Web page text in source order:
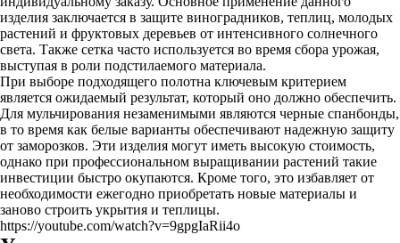
изделия заключается в защите виноградников, теплиц, молодых
растений и фруктовых деревьев от интенсивного солнечного
света. Также сетка часто используется во время сбора урожая,
выступая в роли подстилаемого материала.
При выборе подходящего полотна ключевым критерием
является ожидаемый результат, который оно должно обеспечить.
Для мульчирования незаменимыми являются черные спанбонды,
в то время как белые варианты обеспечивают надежную защиту
от заморозков. Эти изделия могут иметь высокую стоимость,
однако при профессиональном выращивании растений такие
инвестиции быстро окупаются. Кроме того, это избавляет от
необходимости ежегодно приобретать новые материалы и
заново строить укрытия и теплицы.
https://youtube.com/watch?v=9gpgIaRii4o